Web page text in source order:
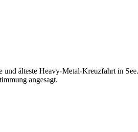
älteste Heavy-Metal-Kreuzfahrt in
angesagt.